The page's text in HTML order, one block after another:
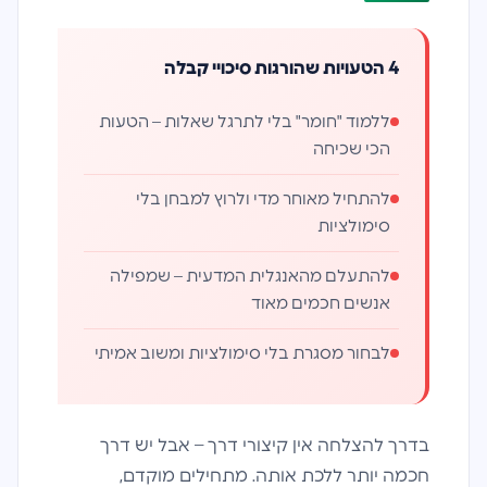
4 הטעויות שהורגות סיכויי קבלה
ללמוד "חומר" בלי לתרגל שאלות – הטעות
הכי שכיחה
להתחיל מאוחר מדי ולרוץ למבחן בלי
סימולציות
להתעלם מהאנגלית המדעית – שמפילה
אנשים חכמים מאוד
לבחור מסגרת בלי סימולציות ומשוב אמיתי
בדרך להצלחה אין קיצורי דרך – אבל יש דרך
חכמה יותר ללכת אותה. מתחילים מוקדם,